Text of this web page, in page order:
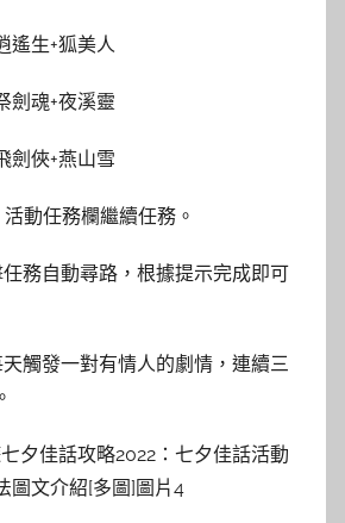
生+狐美人
魂+夜溪靈
俠+燕山雪
動任務欄繼續任務。
務自動尋路，根據提示完成即可
觸發一對有情人的劇情，連續三